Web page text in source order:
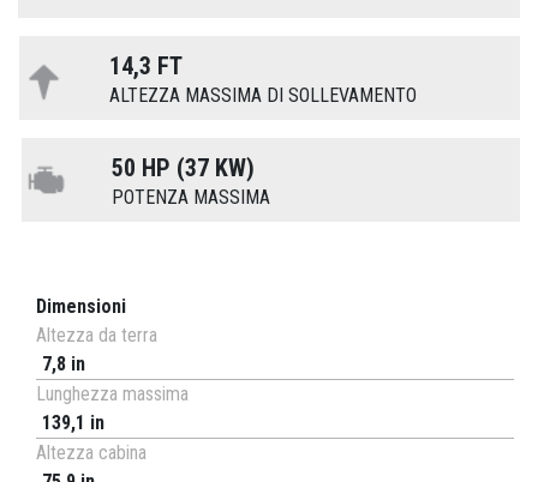
14,3 FT
ALTEZZA MASSIMA DI SOLLEVAMENTO
50 HP (37 KW)
POTENZA MASSIMA
Dimensioni
Altezza da terra
7,8 in
Lunghezza massima
139,1 in
Altezza cabina